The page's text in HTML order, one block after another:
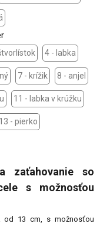
4 - labka
7 - krížik 8 - anjel
11 - labka v krúžku
13 - pierko
zaťahovanie so
s možnosťou
od 13 cm, s možnosťou